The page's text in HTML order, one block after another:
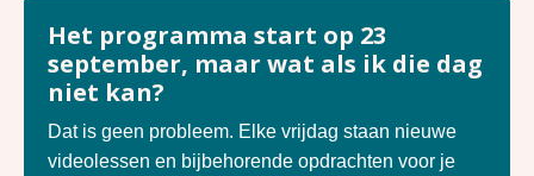
Het programma start op 23
september, maar wat als ik die dag
niet kan?
Dat is geen probleem. Elke vrijdag staan nieuwe
videolessen en bijbehorende opdrachten voor je